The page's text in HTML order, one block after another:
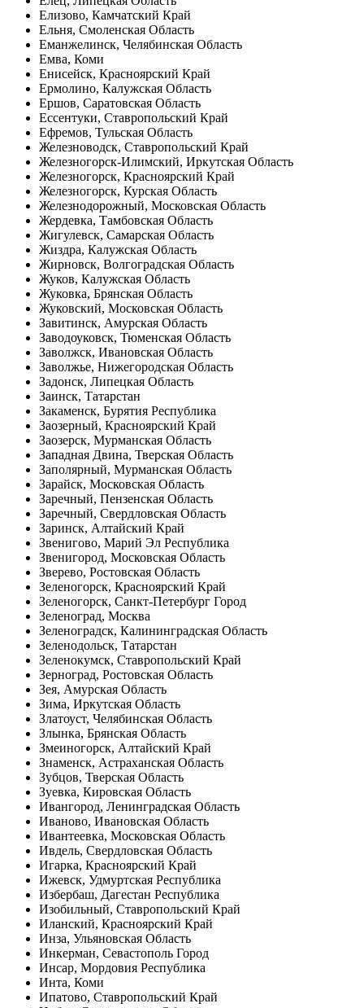
Елизово, Камчатский Край
Ельня, Смоленская Область
Еманжелинск, Челябинская Область
Емва, Коми
Енисейск, Красноярский Край
Ермолино, Калужская Область
Ершов, Саратовская Область
Ессентуки, Ставропольский Край
Ефремов, Тульская Область
Железноводск, Ставропольский Край
Железногорск-Илимский, Иркутская Область
Железногорск, Красноярский Край
Железногорск, Курская Область
Железнодорожный, Московская Область
Жердевка, Тамбовская Область
Жигулевск, Самарская Область
Жиздра, Калужская Область
Жирновск, Волгоградская Область
Жуков, Калужская Область
Жуковка, Брянская Область
Жуковский, Московская Область
Завитинск, Амурская Область
Заводоуковск, Тюменская Область
Заволжск, Ивановская Область
Заволжье, Нижегородская Область
Задонск, Липецкая Область
Заинск, Татарстан
Закаменск, Бурятия Республика
Заозерный, Красноярский Край
Заозерск, Мурманская Область
Западная Двина, Тверская Область
Заполярный, Мурманская Область
Зарайск, Московская Область
Заречный, Пензенская Область
Заречный, Свердловская Область
Заринск, Алтайский Край
Звенигово, Марий Эл Республика
Звенигород, Московская Область
Зверево, Ростовская Область
Зеленогорск, Красноярский Край
Зеленогорск, Санкт-Петербург Город
Зеленоград, Москва
Зеленоградск, Калининградская Область
Зеленодольск, Татарстан
Зеленокумск, Ставропольский Край
Зерноград, Ростовская Область
Зея, Амурская Область
Зима, Иркутская Область
Златоуст, Челябинская Область
Злынка, Брянская Область
Змеиногорск, Алтайский Край
Знаменск, Астраханская Область
Зубцов, Тверская Область
Зуевка, Кировская Область
Ивангород, Ленинградская Область
Иваново, Ивановская Область
Ивантеевка, Московская Область
Ивдель, Свердловская Область
Игарка, Красноярский Край
Ижевск, Удмуртская Республика
Избербаш, Дагестан Республика
Изобильный, Ставропольский Край
Иланский, Красноярский Край
Инза, Ульяновская Область
Инкерман, Севастополь Город
Инсар, Мордовия Республика
Инта, Коми
Ипатово, Ставропольский Край